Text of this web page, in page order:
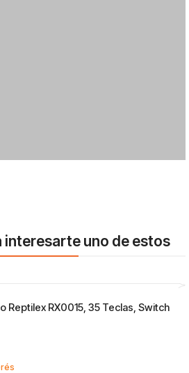
interesarte uno de estos
Reptilex RX0015, 35 Teclas, Switch